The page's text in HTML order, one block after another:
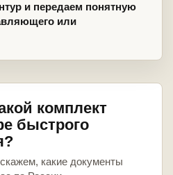
и передаем понятную
или
комплект
быстрого
какие документы